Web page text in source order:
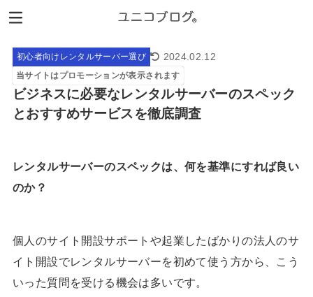
初心者向けレンタルサーバー選び 2024.02.12
当サイトはプロモーションが表示されます
ビジネスに必要なレンタルサーバーのスペック
とおすすめサービスを徹底調査
レンタルサーバーのスペックは、何を基準にすれば良い
のか？
個人のサイト開設サポートや起業したばかりの法人のサ
イト開設でレンタルサーバーを初めて使う方から、こう
いった質問を受ける機会は多いです。